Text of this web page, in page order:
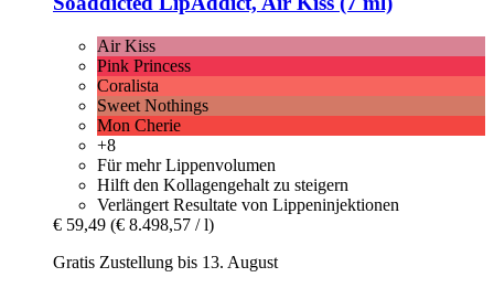
Air Kiss
Pink Princess
Coralista
Sweet Nothings
Mon Cherie
+8
Für mehr Lippenvolumen
Hilft den Kollagengehalt zu steigern
Verlängert Resultate von Lippeninjektionen
€ 59,49 (€ 8.498,57 / l)
Gratis Zustellung bis 13. August